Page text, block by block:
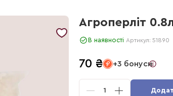
Агроперліт
В наявності Артикул: 51890
70 ₴ +3 бонуси
1